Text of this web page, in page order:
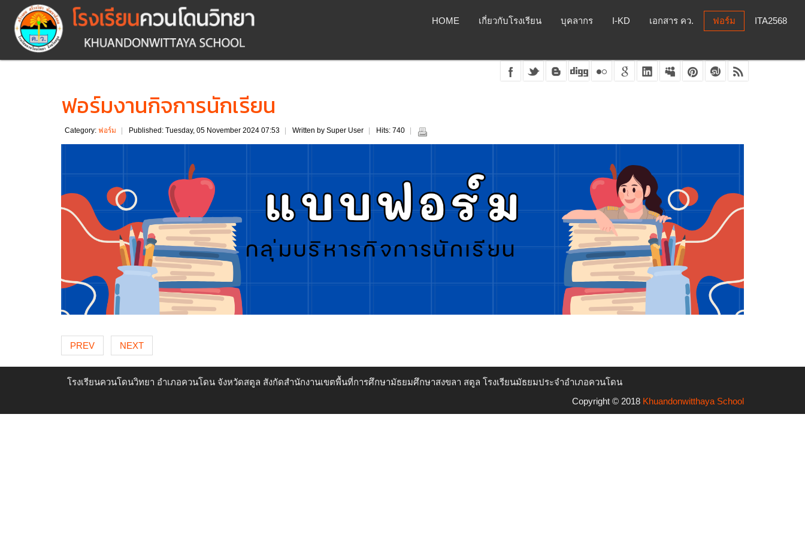
HOME เกี่ยวกับโรงเรียน บุคลากร I-KD เอกสาร คว. ฟอร์ม ITA2568
ฟอร์มงานกิจการนักเรียน
Category: ฟอร์ม Published: Tuesday, 05 November 2024 07:53 Written by Super User Hits: 740
PREV NEXT
โรงเรียนควนโดนวิทยา อำเภอควนโดน จังหวัดสตูล สังกัดสำนักงานเขตพื้นที่การศึกษามัธยมศึกษาสงขลา สตูล โรงเรียนมัธยมประจำอำเภอควนโดน
Copyright © 2018 Khuandonwitthaya School